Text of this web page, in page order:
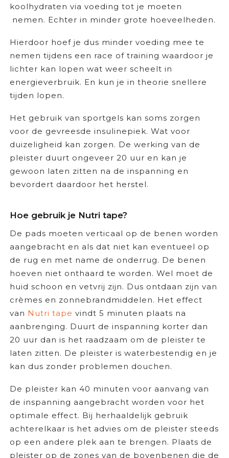
koolhydraten via voeding tot je moeten
nemen. Echter in minder grote hoeveelheden.
Hierdoor hoef je dus minder voeding mee te
nemen tijdens een race of training waardoor je
lichter kan lopen wat weer scheelt in
energieverbruik. En kun je in theorie snellere
tijden lopen.
Het gebruik van sportgels kan soms zorgen
voor de gevreesde insulinepiek. Wat voor
duizeligheid kan zorgen. De werking van de
pleister duurt ongeveer 20 uur en kan je
gewoon laten zitten na de inspanning en
bevordert daardoor het herstel.
Hoe gebruik je Nutri tape?
De pads moeten verticaal op de benen worden
aangebracht en als dat niet kan eventueel op
de rug en met name de onderrug. De benen
hoeven niet onthaard te worden. Wel moet de
huid schoon en vetvrij zijn. Dus ontdaan zijn van
crèmes en zonnebrandmiddelen. Het effect
van Nutri tape vindt 5 minuten plaats na
aanbrenging. Duurt de inspanning korter dan
20 uur dan is het raadzaam om de pleister te
laten zitten. De pleister is waterbestendig en je
kan dus zonder problemen douchen.
De pleister kan 40 minuten voor aanvang van
de inspanning aangebracht worden voor het
optimale effect. Bij herhaaldelijk gebruik
achterelkaar is het advies om de pleister steeds
op een andere plek aan te brengen. Plaats de
pleister op de zones van de bovenbenen die de